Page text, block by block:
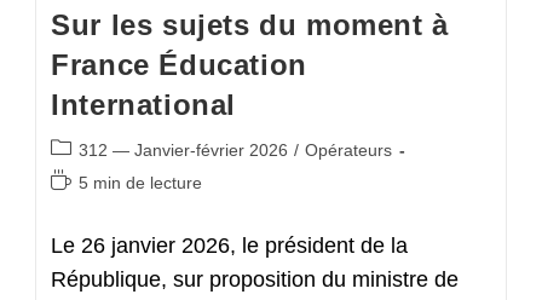
Une
Variable
D’ajustement !
Sur les sujets du moment à
France Éducation
International
Post
category:
312 — Janvier-février 2026 / Opérateurs
Temps5 min de lecture
Le 26 janvier 2026, le président de la
République, sur proposition du ministre de